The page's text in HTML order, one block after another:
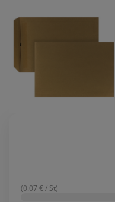
(0.07 € / St)